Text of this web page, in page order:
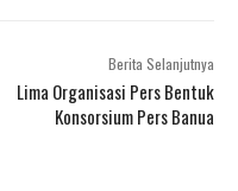
Berita Selanjutnya
Lima Organisasi Pers Bentuk
Konsorsium Pers Banua